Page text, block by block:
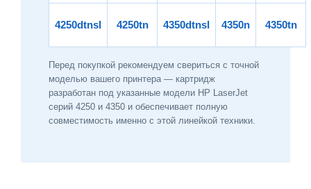
4250dtnsl 4250tn 4350dtnsl 4350n 4350tn
Перед покупкой рекомендуем свериться с точной
моделью вашего принтера — картридж
разработан под указанные модели HP LaserJet
серий 4250 и 4350 и обеспечивает полную
совместимость именно с этой линейкой техники.